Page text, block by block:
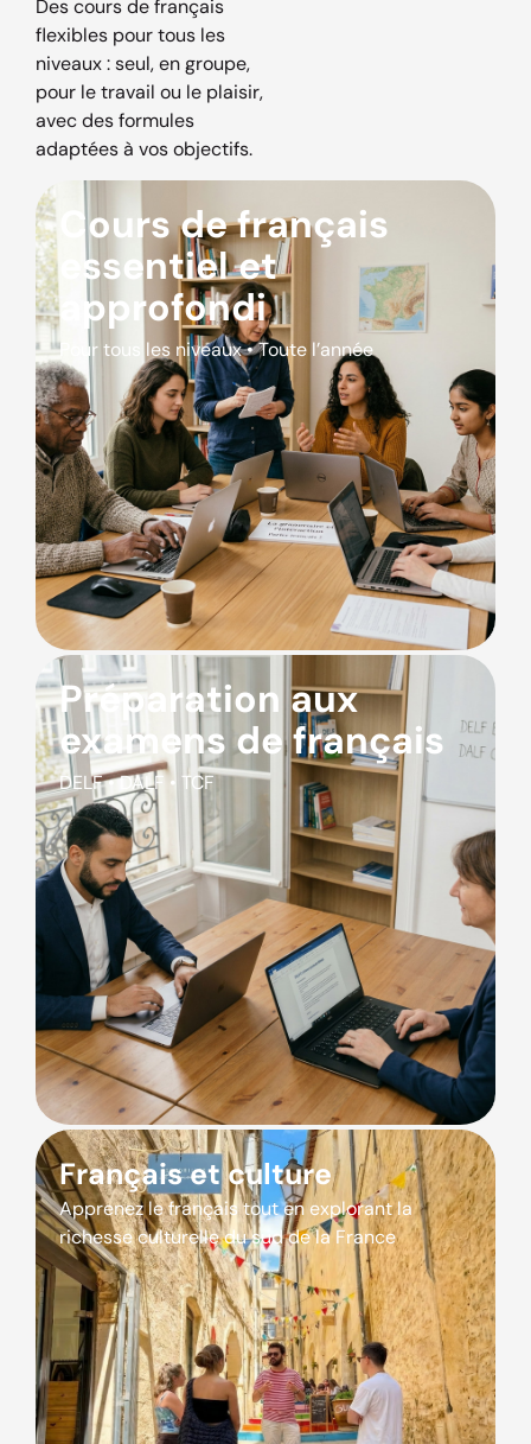
Des cours de français
flexibles pour tous les
niveaux : seul, en groupe,
pour le travail ou le plaisir,
avec des formules
adaptées à vos objectifs.
Cours de français
essentiel et
approfondi
Pour tous les niveaux • Toute l’année
Préparation aux
examens de français
DELF • DALF • TCF
Français et culture
Apprenez le français tout en explorant la
richesse culturelle du sud de la France